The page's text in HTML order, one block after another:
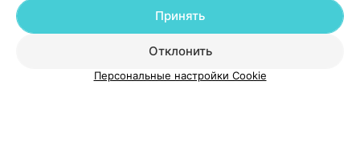
© 2026 ООО «Артокс Лаб», УНП 191700409| 220012, Республика Беларусь,
ВЫ ВЛАДЕЛЕЦ?
Отклонить
Принять
Персональные настройки Cookie